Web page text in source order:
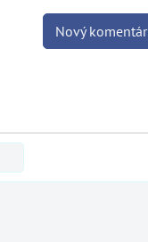
Nový komentár